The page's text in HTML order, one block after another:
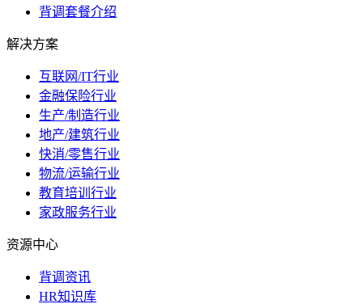
背调套餐介绍
解决方案
互联网/IT行业
金融保险行业
生产/制造行业
地产/建筑行业
快消/零售行业
物流/运输行业
教育培训行业
家政服务行业
资源中心
背调资讯
HR知识库